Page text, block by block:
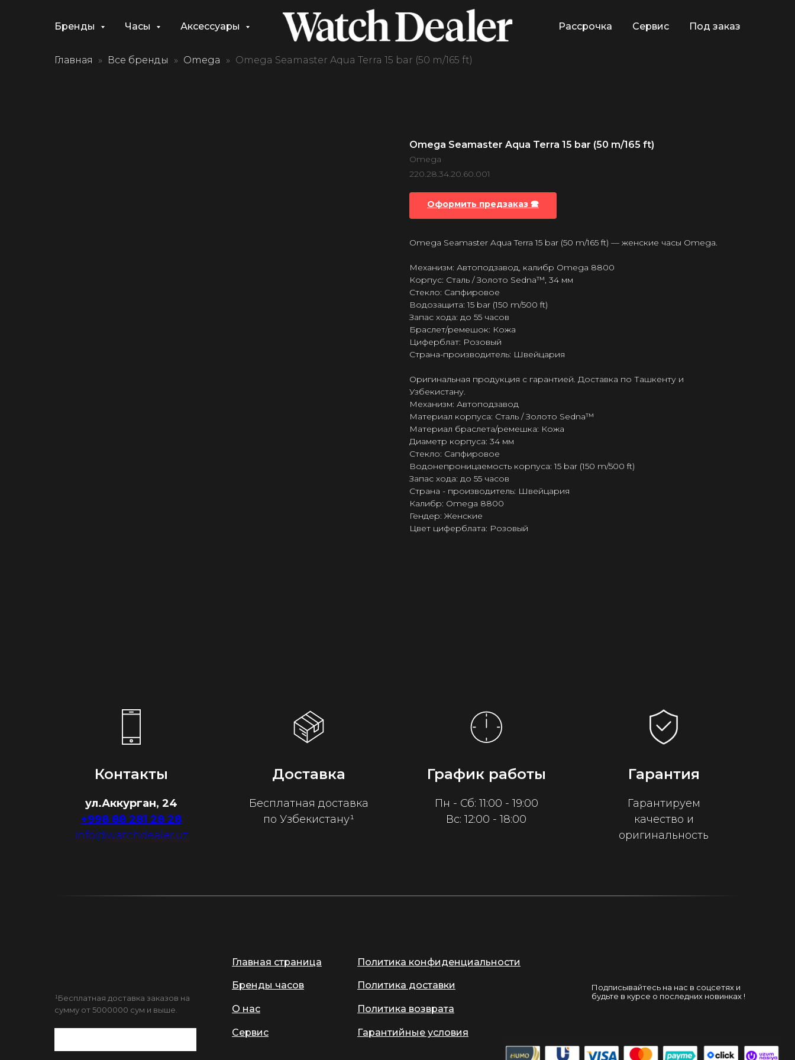
Бренды Часы Аксессуары Рассрочка Сервис Под заказ
Главная Все бренды Omega Omega Seamaster Aqua Terra 15 bar (50 m/165 ft)
Omega Seamaster Aqua Terra 15 bar (50 m/165 ft)
Omega
220.28.34.20.60.001
Оформить предзаказ 🕿
Omega Seamaster Aqua Terra 15 bar (50 m/165 ft) — женские часы Omega.
Механизм: Автоподзавод, калибр Omega 8800
Корпус: Сталь / Золото Sedna™, 34 мм
Стекло: Сапфировое
Водозащита: 15 bar (150 m/500 ft)
Запас хода: до 55 часов
Браслет/ремешок: Кожа
Циферблат: Розовый
Страна-производитель: Швейцария
Оригинальная продукция с гарантией. Доставка по Ташкенту и
Узбекистану.
Механизм: Автоподзавод
Материал корпуса: Сталь / Золото Sedna™
Материал браслета/ремешка: Кожа
Диаметр корпуса: 34 мм
Стекло: Сапфировое
Водонепроницаемость корпуса: 15 bar (150 m/500 ft)
Запас хода: до 55 часов
Страна - производитель: Швейцария
Калибр: Omega 8800
Гендер: Женские
Цвет циферблата: Розовый
Контакты
ул.Аккурган, 24
+998 88 281 28 28
info@watchdealer.uz
Доставка
Бесплатная доставка
по Узбекистану¹
График работы
Пн - Сб: 11:00 - 19:00
Вс: 12:00 - 18:00
Гарантия
Гарантируем
качество и
оригинальность
Подписывайтесь на нас в соцсетях и
будьте в курсе о последних новинках !
Главная страница
Бренды часов
О нас
Сервис
¹Бесплатная доставка заказов на
сумму от 5000000 сум и выше.
Политика конфиденциальности
Политика доставки
Политика возврата
Гарантийные условия